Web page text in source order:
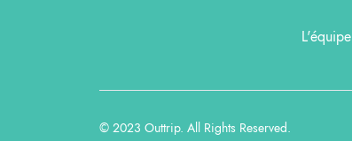
L'équipe
© 2023 Outtrip. All Rights Reserved.